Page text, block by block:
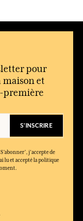
pour
et
première
S'INSCRIRE
j'accepte de
lu et accepté la politique